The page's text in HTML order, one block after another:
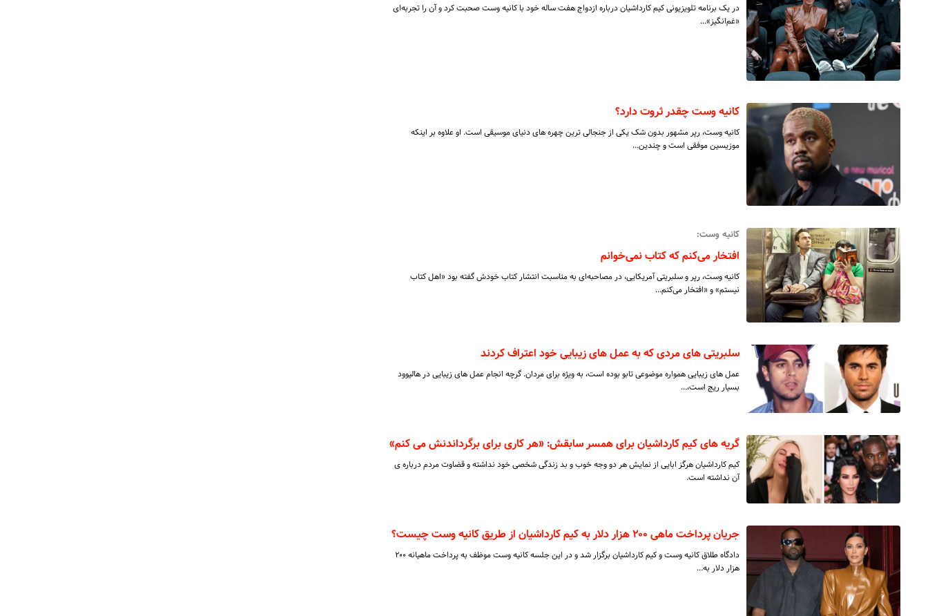
در یک برنامه تلویزیونی کیم کارداشیان درباره ازدواج هفت ساله خود با کانیه وست صحبت کرد و آن را تجربه‌ای
«غم‌انگیز»…
کانیه وست چقدر ثروت دارد؟
کانیه وست، رپر مشهور بدون شک یکی از جنجالی ترین چهره های دنیای موسیقی است. او علاوه بر اینکه
موزیسین موفقی است و چندین…
کانیه وست:
افتخار می‌کنم که کتاب نمی‌خوانم
کانیه وست، رپر و سلبریتی آمریکایی، در مصاحبه‌ای به مناسبت انتشار کتاب خودش گفته بود «اهل کتاب
نیستم» و «افتخار می‌کنم…
سلبریتی های مردی که به عمل های زیبایی خود اعتراف کردند
عمل های زیبایی همواره موضوعی تابو بوده است، به ویژه برای مردان. گرچه انجام عمل های زیبایی در هالیوود
بسیار ریج است،…
گریه های کیم کارداشیان برای همسر سابقش: «هر کاری برای برگرداندنش می کنم»
کیم کارداشیان هرگز ابایی از نمایش هر دو وجه خوب و بد زندگی شخصی خود نداشته و قضاوت مردم درباره ی
آن نداشته است.
جریان پرداخت ماهی ۲۰۰ هزار دلار به کیم کارداشیان از طریق کانیه وست چیست؟
دادگاه طلاق کانیه وست و کیم کارداشیان برگزار شد و در این جلسه کانیه وست موظف به پرداخت ماهیانه ۲۰۰
هزار دلار به…